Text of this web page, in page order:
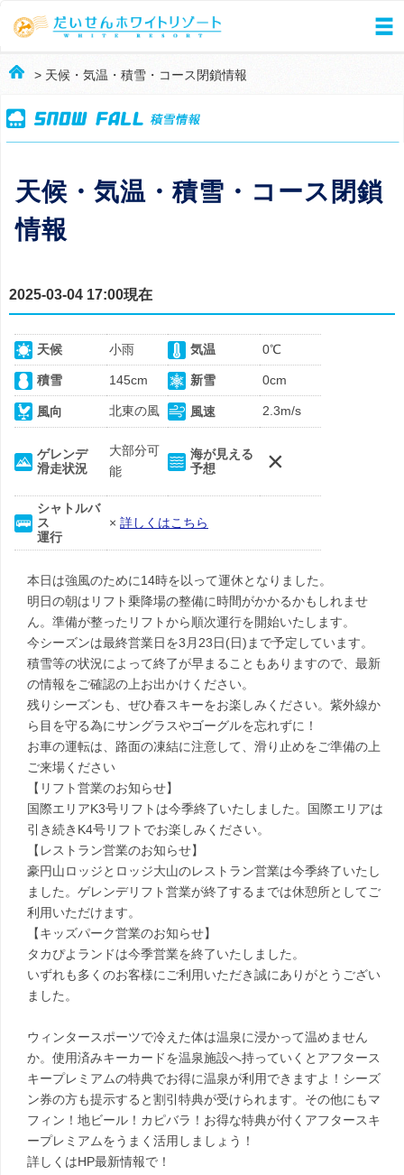
> 天候・気温・積雪・コース閉鎖情報
天候・気温・積雪・コース閉鎖
情報
2025-03-04 17:00現在
天候 小雨 気温 0℃
積雪 145cm 新雪 0cm
風向 北東の風 風速 2.3m/s
ゲレンデ
滑走状況
大部分可
能
海が見える
予想
×
シャトルバ
ス
運行
× 詳しくはこちら
本日は強風のために14時を以って運休となりました。
明日の朝はリフト乗降場の整備に時間がかかるかもしれませ
ん。準備が整ったリフトから順次運行を開始いたします。
今シーズンは最終営業日を3月23日(日)まで予定しています。
積雪等の状況によって終了が早まることもありますので、最新
の情報をご確認の上お出かけください。
残りシーズンも、ぜひ春スキーをお楽しみください。紫外線か
ら目を守る為にサングラスやゴーグルを忘れずに！
お車の運転は、路面の凍結に注意して、滑り止めをご準備の上
ご来場ください
【リフト営業のお知らせ】
国際エリアK3号リフトは今季終了いたしました。国際エリアは
引き続きK4号リフトでお楽しみください。
【レストラン営業のお知らせ】
豪円山ロッジとロッジ大山のレストラン営業は今季終了いたし
ました。ゲレンデリフト営業が終了するまでは休憩所としてご
利用いただけます。
【キッズパーク営業のお知らせ】
タカぴよランドは今季営業を終了いたしました。
いずれも多くのお客様にご利用いただき誠にありがとうござい
ました。
ウィンタースポーツで冷えた体は温泉に浸かって温めません
か。使用済みキーカードを温泉施設へ持っていくとアフタース
キープレミアムの特典でお得に温泉が利用できますよ！シーズ
ン券の方も提示すると割引特典が受けられます。その他にもマ
フィン！地ビール！カピバラ！お得な特典が付くアフタースキ
ープレミアムをうまく活用しましょう！
詳しくはHP最新情報で！